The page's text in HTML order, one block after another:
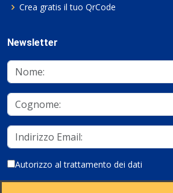
Crea gratis il tuo QrCode
Newsletter
Autorizzo al trattamento dei dati